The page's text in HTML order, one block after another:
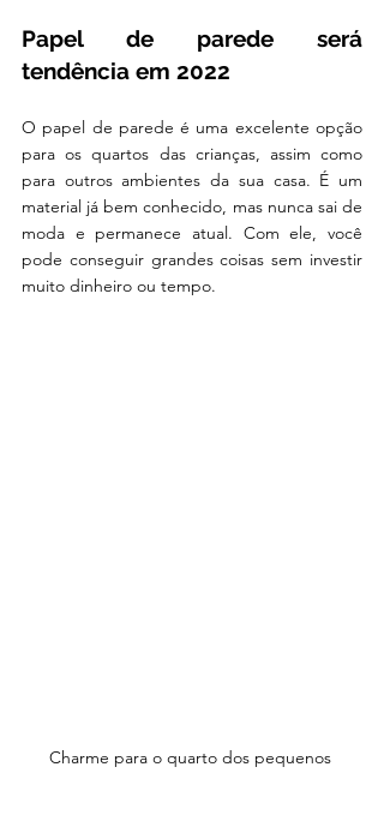
Papel de parede será
tendência em 2022
O papel de parede é uma excelente opção
para os quartos das crianças, assim como
para outros ambientes da sua casa. É um
material já bem conhecido, mas nunca sai de
moda e permanece atual. Com ele, você
pode conseguir grandes coisas sem investir
muito dinheiro ou tempo.
Charme para o quarto dos pequenos